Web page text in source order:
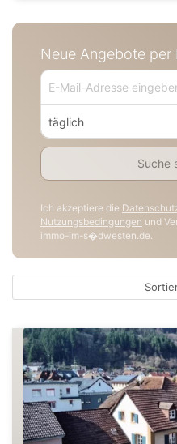
Neue Angebote per
täglich
Suche
Ich akzeptiere die
Nutzungsbedingungen und
immo-im-s�dwesten.de.